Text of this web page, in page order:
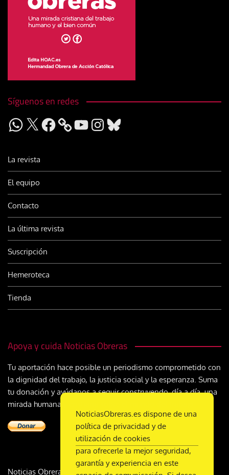
Síguenos en redes
WhatsApp
X Facebook YouTubeInstagram
Bluesky
La revista
El equipo
Contacto
La última revista
Suscripción
Hemeroteca
Tienda
Apoya y cuida Noticias Obreras
Tu aportación hace posible un periodismo comprometido con
la dignidad del trabajo, la justicia social y la esperanza. Suma
tu donación y ayúdanos a seguir construyendo, día a día, una
mirada humana y cristiana sobre el mundo del trabajo
Noticias Obreras | DL M-2359-1958 | ISSN 2340-9231 |
NoticiasObreras.es dispone de una
política de privacidad y de
utilización de cookies
para ofrecerle la mejor seguridad,
garantía y experiencia en este